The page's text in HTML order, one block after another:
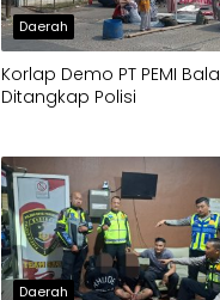
Daerah
Korlap Demo PT PEMI
Ditangkap Polisi
Daerah